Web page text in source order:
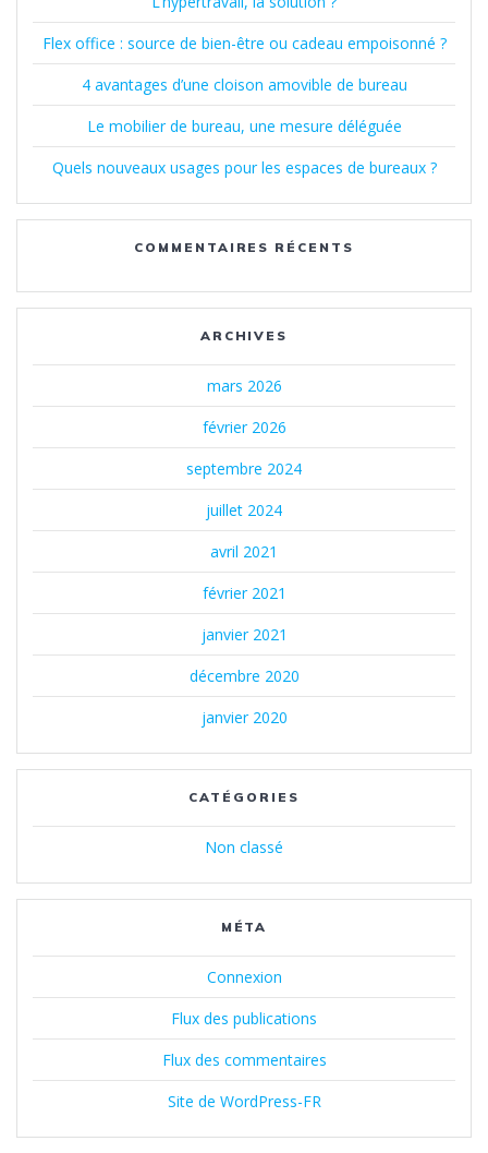
Flex office : source de bien-être ou cadeau empoisonné ?
4 avantages d’une cloison amovible de bureau
Le mobilier de bureau, une mesure déléguée
Quels nouveaux usages pour les espaces de bureaux ?
COMMENTAIRES RÉCENTS
ARCHIVES
mars 2026
février 2026
septembre 2024
juillet 2024
avril 2021
février 2021
janvier 2021
décembre 2020
janvier 2020
CATÉGORIES
Non classé
MÉTA
Connexion
Flux des publications
Flux des commentaires
Site de WordPress-FR